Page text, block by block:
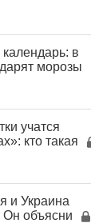
в
морозы
учатся
кто такая
и Украина
Он объясни